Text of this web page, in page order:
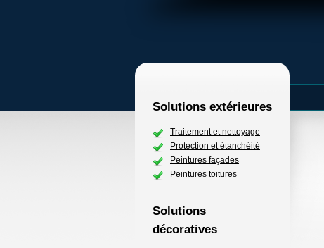
Solutions extérieures
Traitement et nettoyage
Protection et étanchéité
Peintures façades
Peintures toitures
Solutions
décoratives